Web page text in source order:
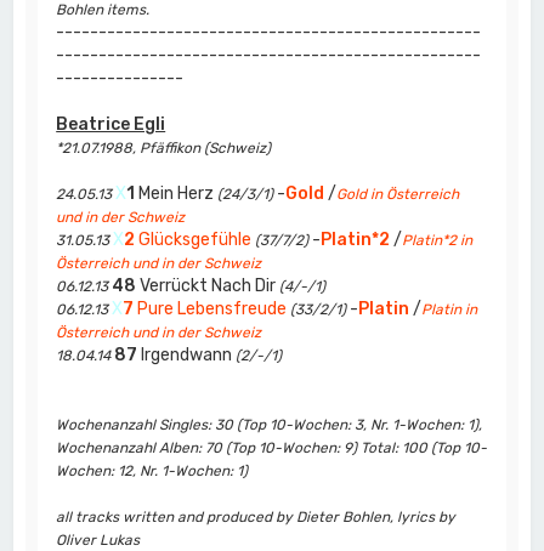
Bohlen items.
--------------------------------------------------
--------------------------------------------------
---------------
Beatrice Egli
*21.07.1988, Pfäffikon (Schweiz)
24.05.13 X1 Mein Herz (24/3/1)-Gold /Gold in Österreich
und in der Schweiz
31.05.13 X2 Glücksgefühle (37/7/2)-Platin*2 /Platin*2 in
Österreich und in der Schweiz
06.12.13 48 Verrückt Nach Dir (4/-/1)
06.12.13 X7 Pure Lebensfreude (33/2/1)-Platin /Platin in
Österreich und in der Schweiz
18.04.14 87 Irgendwann (2/-/1)
Wochenanzahl Singles: 30 (Top 10-Wochen: 3, Nr. 1-Wochen: 1),
Wochenanzahl Alben: 70 (Top 10-Wochen: 9) Total: 100 (Top 10-
Wochen: 12, Nr. 1-Wochen: 1)
all tracks written and produced by Dieter Bohlen, lyrics by
Oliver Lukas